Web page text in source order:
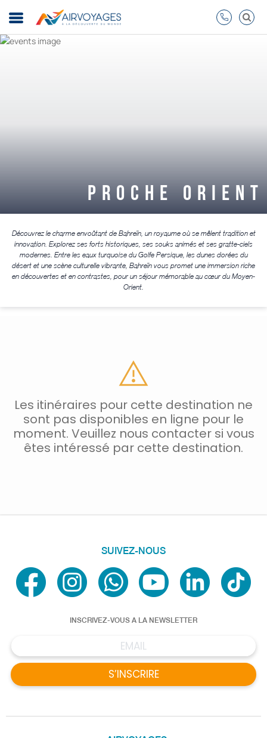
PROCHE ORIENT
Découvrez le charme envoûtant de Bahreïn, un royaume où se mêlent tradition et
innovation. Explorez ses forts historiques, ses souks animés et ses gratte-ciels
modernes. Entre les eaux turquoise du Golfe Persique, les dunes dorées du
désert et une scène culturelle vibrante, Bahreïn vous promet une immersion riche
en découvertes et en contrastes, pour un séjour mémorable au cœur du Moyen-
Orient.
Les itinéraires pour cette destination ne
sont pas disponibles en ligne pour le
moment. Veuillez nous contacter si vous
êtes intéressé par cette destination.
SUIVEZ-NOUS
INSCRIVEZ-VOUS A LA NEWSLETTER
S’INSCRIRE